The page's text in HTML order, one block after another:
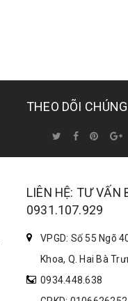
THEO DÕI
LIÊN HỆ: TƯ VẤN
0931.107.929
VPGD: Số 55 Ngõ
Khoa, Q. Hai Bà
0934.448.638